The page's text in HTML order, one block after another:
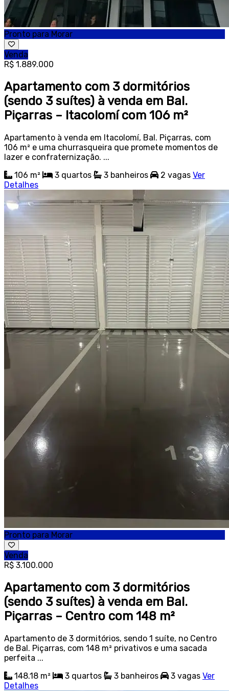
Pronto para Morar
Venda
R$ 1.889.000
Apartamento com 3 dormitórios
(sendo 3 suítes) à venda em Bal.
Piçarras – Itacolomí com 106 m²
Apartamento à venda em Itacolomí, Bal. Piçarras, com
106 m² e uma churrasqueira que promete momentos de
lazer e confraternização. ...
106 m²
3 quartos 3 banheiros 2 vagas Ver
Detalhes
Pronto para Morar
Venda
R$ 3.100.000
Apartamento com 3 dormitórios
(sendo 3 suítes) à venda em Bal.
Piçarras – Centro com 148 m²
Apartamento de 3 dormitórios, sendo 1 suíte, no Centro
de Bal. Piçarras, com 148 m² privativos e uma sacada
perfeita ...
148.18 m²
3 quartos 3 banheiros 3 vagas Ver
Detalhes